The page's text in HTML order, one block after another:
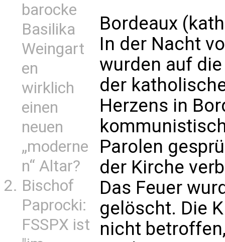
barocke
Basilika
Weingart
en
wirklich
einen
neuen
„moderne
n“ Altar?
Bischof
Paprocki:
FSSPX ist
Bordeaux
In der Nacht
wurden auf
der
Herzens in
Parolen
der Kirche
Das Feuer
gelöscht. Die
nicht